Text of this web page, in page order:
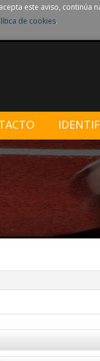
este aviso, continúa
de cookies.